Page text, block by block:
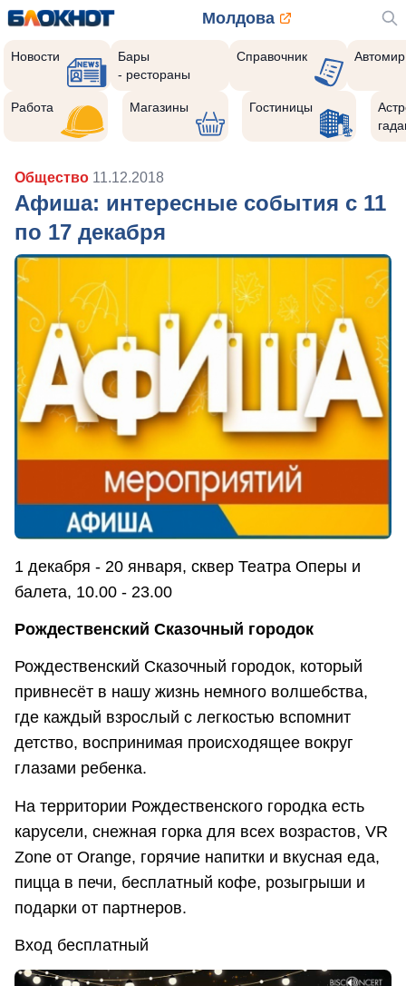
Молдова
Новости
Бары
- рестораны
Справочник Автомир
Работа Магазины Гостиницы
Общество 11.12.2018
Афиша: интересные события с 11
по 17 декабря
1 декабря - 20 января, сквер Театра Оперы и
балета, 10.00 - 23.00
Рождественский Сказочный городок
Рождественский Сказочный городок, который
привнесёт в нашу жизнь немного волшебства,
где каждый взрослый с легкостью вспомнит
детство, воспринимая происходящее вокруг
глазами ребенка.
На территории Рождественского городка есть
карусели, снежная горка для всех возрастов, VR
Zone от Orange, горячие напитки и вкусная еда,
пицца в печи, бесплатный кофе, розыгрыши и
подарки от партнеров.
Вход бесплатный